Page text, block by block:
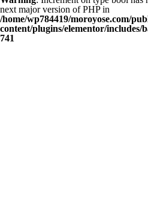
next major version of PHP in
/home/wp784419/moroyose.com/
content/plugins/elementor/includes/
741